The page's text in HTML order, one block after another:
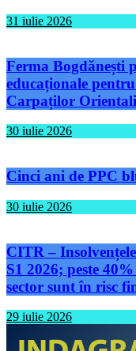
31 iulie 2026
Ferma Bogdănești
educaționale
Carpaților Orientali
30 iulie 2026
Cinci ani de PPC
30 iulie 2026
CITR –
S1 2026; peste
sector sunt în risc
29 iulie 2026